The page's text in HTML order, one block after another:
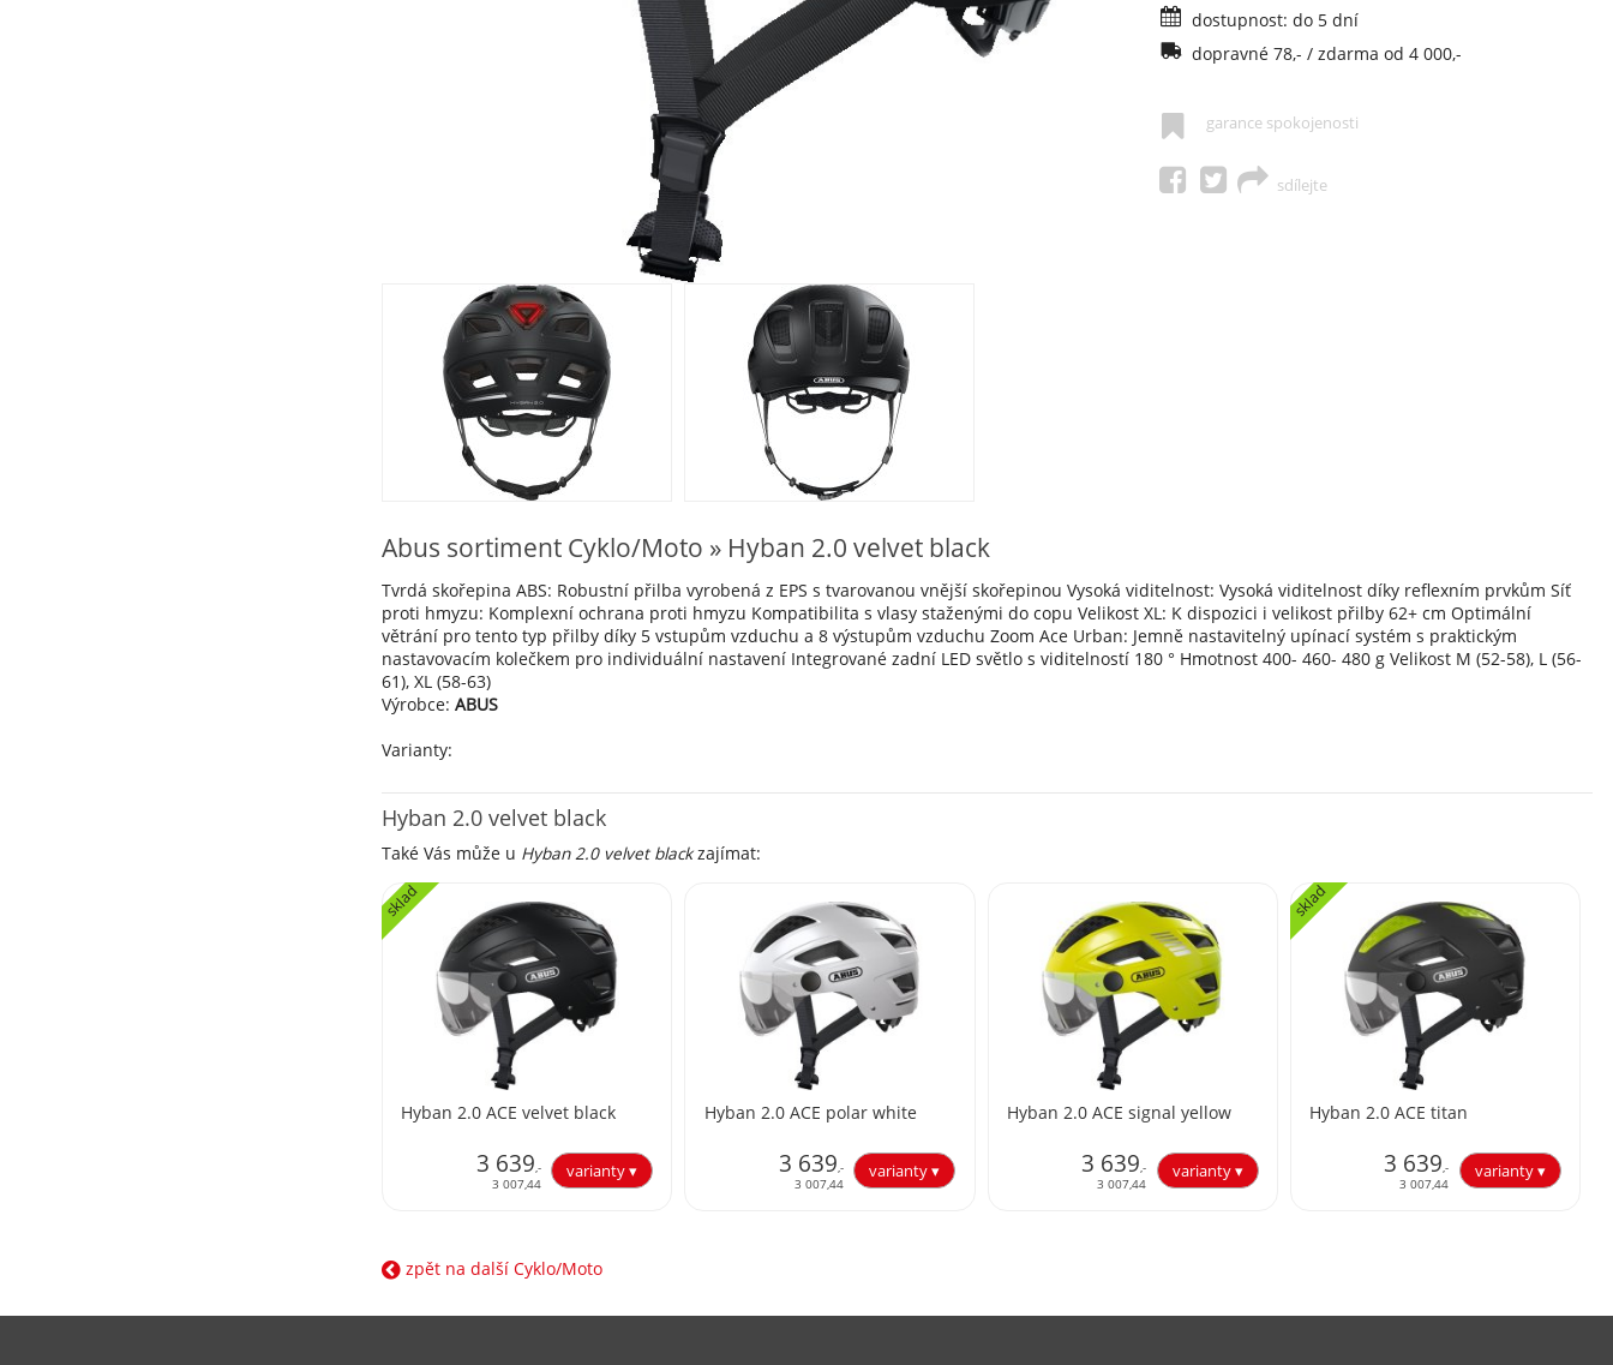
dostupnost: do 5 dní
dopravné 78,- / zdarma od 4 000,-
garance spokojenosti
sdílejte
Abus sortiment Cyklo/Moto » Hyban 2.0 velvet black
Tvrdá skořepina ABS: Robustní přilba vyrobená z EPS s tvarovanou vnější skořepinou Vysoká viditelnost: Vysoká viditelnost díky reflexním prvkům Síť
proti hmyzu: Komplexní ochrana proti hmyzu Kompatibilita s vlasy staženými do copu Velikost XL: K dispozici i velikost přilby 62+ cm Optimální
větrání pro tento typ přilby díky 5 vstupům vzduchu a 8 výstupům vzduchu Zoom Ace Urban: Jemně nastavitelný upínací systém s praktickým
nastavovacím kolečkem pro individuální nastavení Integrované zadní LED světlo s viditelností 180 ° Hmotnost 400- 460- 480 g Velikost M (52-58), L (56-
61), XL (58-63)
Výrobce:ABUS
Varianty:
Hyban 2.0 velvet black
Také Vás může u Hyban 2.0 velvet blackzajímat:
Hyban 2.0 ACE velvet black
sklad
3 639,-
3 007,44
Hyban 2.0 ACE polar white
3 639,-
3 007,44
Hyban 2.0 ACE signal yellow
3 639,-
3 007,44
Hyban 2.0 ACE titan
sklad
3 639,-
3 007,44
zpět na další Cyklo/Moto